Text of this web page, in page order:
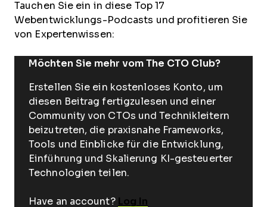
Tauchen Sie ein in diese Top 17
Webentwicklungs-Podcasts und profitieren Sie
von Expertenwissen:
Möchten Sie mehr vom The CTO Club?
Erstellen Sie ein kostenloses Konto, um
diesen Beitrag fertigzulesen und einer
Community von CTOs und Technikleitern
beizutreten, die praxisnahe Frameworks,
Tools und Einblicke für die Entwicklung,
Einführung und Skalierung KI-gesteuerter
Technologien teilen.
Have an account? Log In